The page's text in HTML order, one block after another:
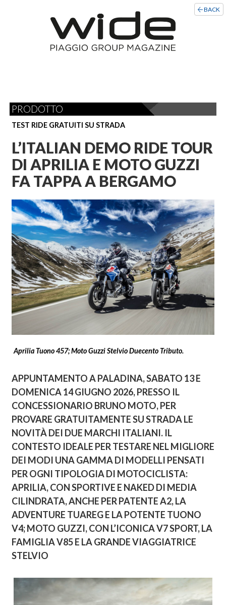
BACK
PRODOTTO
TEST RIDE GRATUITI SU STRADA
L’ITALIAN DEMO RIDE TOUR
DI APRILIA E MOTO GUZZI
FA TAPPA A BERGAMO
Aprilia Tuono 457; Moto Guzzi Stelvio Duecento Tributo.
APPUNTAMENTO A PALADINA, SABATO 13 E
DOMENICA 14 GIUGNO 2026, PRESSO IL
CONCESSIONARIO BRUNO MOTO, PER
PROVARE GRATUITAMENTE SU STRADA LE
NOVITÀ DEI DUE MARCHI ITALIANI. IL
CONTESTO IDEALE PER TESTARE NEL MIGLIORE
DEI MODI UNA GAMMA DI MODELLI PENSATI
PER OGNI TIPOLOGIA DI MOTOCICLISTA:
APRILIA, CON SPORTIVE E NAKED DI MEDIA
CILINDRATA, ANCHE PER PATENTE A2, LA
ADVENTURE TUAREG E LA POTENTE TUONO
V4; MOTO GUZZI, CON L’ICONICA V7 SPORT, LA
FAMIGLIA V85 E LA GRANDE VIAGGIATRICE
STELVIO